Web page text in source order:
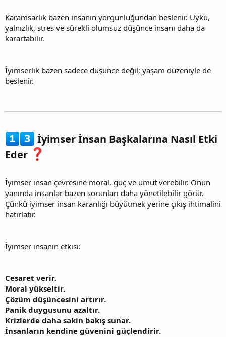
Karamsarlık bazen insanın yorgunluğundan beslenir. Uyku,
yalnızlık, stres ve sürekli olumsuz düşünce insanı daha da
karartabilir.
İyimserlik bazen sadece düşünce değil; yaşam düzeniyle de
beslenir.
İyimser İnsan Başkalarına Nasıl Etki
Eder
İyimser insan çevresine moral, güç ve umut verebilir. Onun
yanında insanlar bazen sorunları daha yönetilebilir görür.
Çünkü iyimser insan karanlığı büyütmek yerine çıkış ihtimalini
hatırlatır.
İyimser insanın etkisi:
Cesaret verir.
Moral yükseltir.
Çözüm düşüncesini artırır.
Panik duygusunu azaltır.
Krizlerde daha sakin bakış sunar.
İnsanların kendine güvenini güçlendirir.